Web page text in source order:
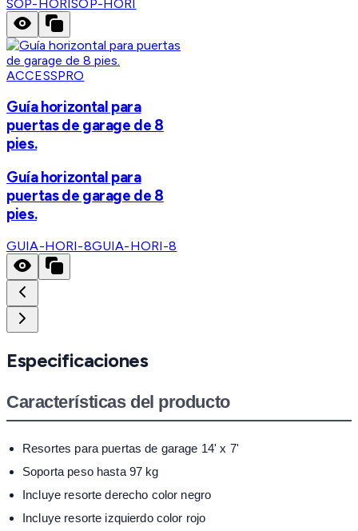
SOP-HORISOP-HORI
ACCESSPRO
Guía horizontal para
puertas de garage de 8
pies.
Guía horizontal para
puertas de garage de 8
pies.
GUIA-HORI-8GUIA-HORI-8
Especificaciones
Características del producto
Resortes para puertas de garage 14' x 7'
Soporta peso hasta 97 kg
Incluye resorte derecho color negro
Incluye resorte izquierdo color rojo